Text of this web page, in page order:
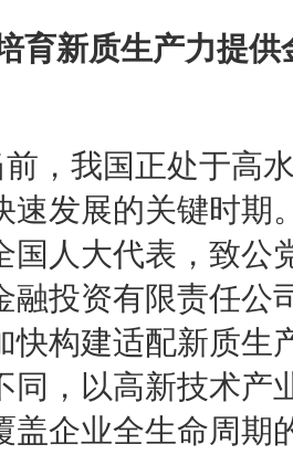
育新质生产力提
前，我国正处于高
速发展的关键时期
国人大代表，致公
融投资有限责任公
快构建适配新质生
同，以高新技术产
盖企业全生命周期